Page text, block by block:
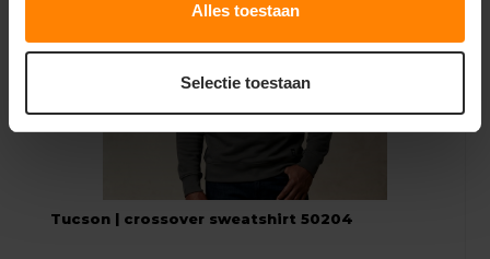
Alles toestaan
Selectie toestaan
Tucson | crossover sweatshirt 50204